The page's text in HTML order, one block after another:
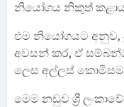
නියෝගය නිකුත්
එම නියෝගයට අනුව,
අවසන් කර, ඒ
ලෙස අල්ලස්
මෙම නඩුව ශ්‍රී